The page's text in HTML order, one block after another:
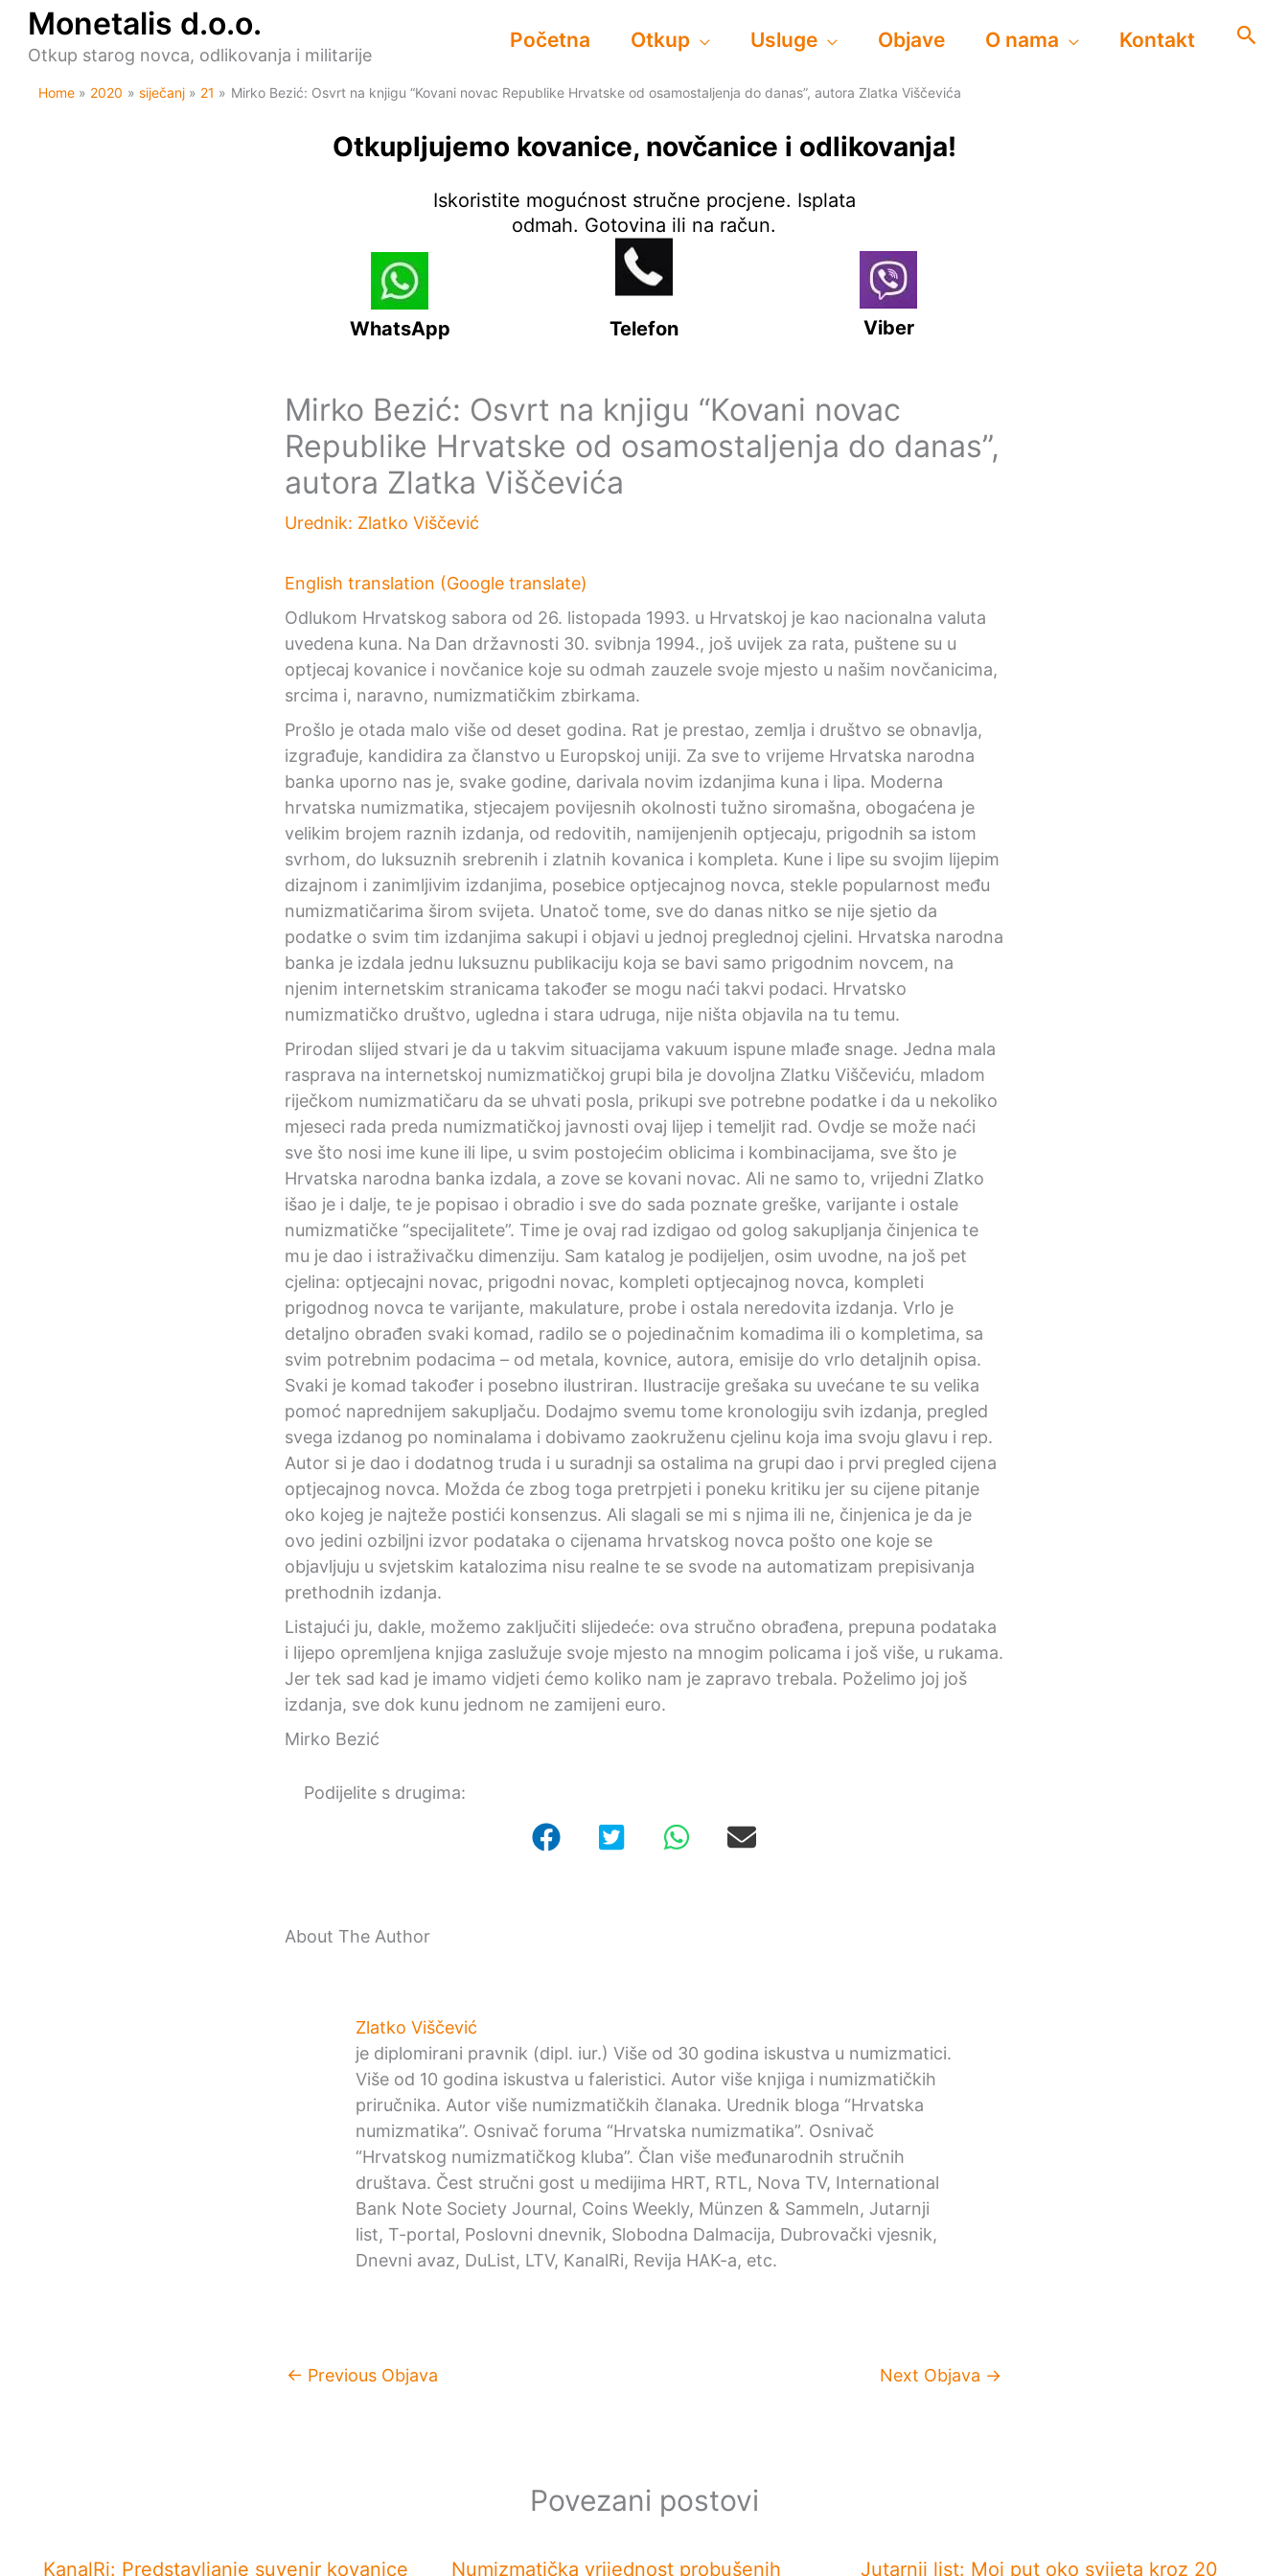
content
Monetalis d.o.o.
Otkup starog novca, odlikovanja i militarije
Početna Otkup Usluge Objave O nama Kontakt
Home 2020 siječanj 21 Mirko Bezić: Osvrt na knjigu “Kovani novac Republike Hrvatske od osamostaljenja do danas”, autora Zlatka Viščevića
Otkupljujemo kovanice, novčanice i odlikovanja!
Iskoristite mogućnost stručne procjene. Isplata
odmah. Gotovina ili na račun.
WhatsApp Viber
Telefon
Mirko Bezić: Osvrt na knjigu “Kovani novac
Republike Hrvatske od osamostaljenja do danas”,
autora Zlatka Viščevića
Urednik: Zlatko Viščević
English translation (Google translate)
Odlukom Hrvatskog sabora od 26. listopada 1993. u Hrvatskoj je kao nacionalna valuta
uvedena kuna. Na Dan državnosti 30. svibnja 1994., još uvijek za rata, puštene su u
optjecaj kovanice i novčanice koje su odmah zauzele svoje mjesto u našim novčanicima,
srcima i, naravno, numizmatičkim zbirkama.
Prošlo je otada malo više od deset godina. Rat je prestao, zemlja i društvo se obnavlja,
izgrađuje, kandidira za članstvo u Europskoj uniji. Za sve to vrijeme Hrvatska narodna
banka uporno nas je, svake godine, darivala novim izdanjima kuna i lipa. Moderna
hrvatska numizmatika, stjecajem povijesnih okolnosti tužno siromašna, obogaćena je
velikim brojem raznih izdanja, od redovitih, namijenjenih optjecaju, prigodnih sa istom
svrhom, do luksuznih srebrenih i zlatnih kovanica i kompleta. Kune i lipe su svojim lijepim
dizajnom i zanimljivim izdanjima, posebice optjecajnog novca, stekle popularnost među
numizmatičarima širom svijeta. Unatoč tome, sve do danas nitko se nije sjetio da
podatke o svim tim izdanjima sakupi i objavi u jednoj preglednoj cjelini. Hrvatska narodna
banka je izdala jednu luksuznu publikaciju koja se bavi samo prigodnim novcem, na
njenim internetskim stranicama također se mogu naći takvi podaci. Hrvatsko
numizmatičko društvo, ugledna i stara udruga, nije ništa objavila na tu temu.
Prirodan slijed stvari je da u takvim situacijama vakuum ispune mlađe snage. Jedna mala
rasprava na internetskoj numizmatičkoj grupi bila je dovoljna Zlatku Viščeviću, mladom
riječkom numizmatičaru da se uhvati posla, prikupi sve potrebne podatke i da u nekoliko
mjeseci rada preda numizmatičkoj javnosti ovaj lijep i temeljit rad. Ovdje se može naći
sve što nosi ime kune ili lipe, u svim postojećim oblicima i kombinacijama, sve što je
Hrvatska narodna banka izdala, a zove se kovani novac. Ali ne samo to, vrijedni Zlatko
išao je i dalje, te je popisao i obradio i sve do sada poznate greške, varijante i ostale
numizmatičke “specijalitete”. Time je ovaj rad izdigao od golog sakupljanja činjenica te
mu je dao i istraživačku dimenziju. Sam katalog je podijeljen, osim uvodne, na još pet
cjelina: optjecajni novac, prigodni novac, kompleti optjecajnog novca, kompleti
prigodnog novca te varijante, makulature, probe i ostala neredovita izdanja. Vrlo je
detaljno obrađen svaki komad, radilo se o pojedinačnim komadima ili o kompletima, sa
svim potrebnim podacima – od metala, kovnice, autora, emisije do vrlo detaljnih opisa.
Svaki je komad također i posebno ilustriran. Ilustracije grešaka su uvećane te su velika
pomoć naprednijem sakupljaču. Dodajmo svemu tome kronologiju svih izdanja, pregled
svega izdanog po nominalama i dobivamo zaokruženu cjelinu koja ima svoju glavu i rep.
Autor si je dao i dodatnog truda i u suradnji sa ostalima na grupi dao i prvi pregled cijena
optjecajnog novca. Možda će zbog toga pretrpjeti i poneku kritiku jer su cijene pitanje
oko kojeg je najteže postići konsenzus. Ali slagali se mi s njima ili ne, činjenica je da je
ovo jedini ozbiljni izvor podataka o cijenama hrvatskog novca pošto one koje se
objavljuju u svjetskim katalozima nisu realne te se svode na automatizam prepisivanja
prethodnih izdanja.
Listajući ju, dakle, možemo zaključiti slijedeće: ova stručno obrađena, prepuna podataka
i lijepo opremljena knjiga zaslužuje svoje mjesto na mnogim policama i još više, u rukama.
Jer tek sad kad je imamo vidjeti ćemo koliko nam je zapravo trebala. Poželimo joj još
izdanja, sve dok kunu jednom ne zamijeni euro.
Mirko Bezić
Podijelite s drugima:
About The Author
Zlatko Viščević
je diplomirani pravnik (dipl. iur.) Više od 30 godina iskustva u numizmatici.
Više od 10 godina iskustva u faleristici. Autor više knjiga i numizmatičkih
priručnika. Autor više numizmatičkih članaka. Urednik bloga “Hrvatska
numizmatika”. Osnivač foruma “Hrvatska numizmatika”. Osnivač
“Hrvatskog numizmatičkog kluba”. Član više međunarodnih stručnih
društava. Čest stručni gost u medijima HRT, RTL, Nova TV, International
Bank Note Society Journal, Coins Weekly, Münzen & Sammeln, Jutarnji
list, T-portal, Poslovni dnevnik, Slobodna Dalmacija, Dubrovački vjesnik,
Dnevni avaz, DuList, LTV, KanalRi, Revija HAK-a, etc.
← Previous Objava Next Objava →
Povezani postovi
KanalRi: Predstavljanje suvenir kovanice Numizmatička vrijednost probušenih Jutarnji list: Moj put oko svijeta kroz 20